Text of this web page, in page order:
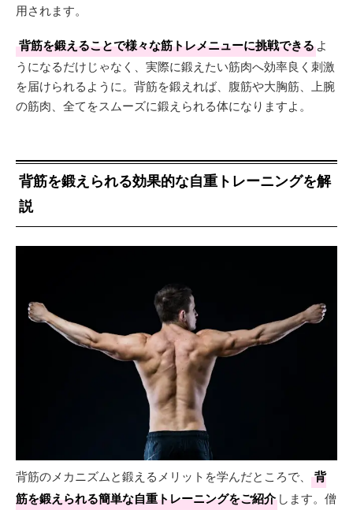
用されます。
背筋を鍛えることで様々な筋トレメニューに挑戦できるよ
うになるだけじゃなく、実際に鍛えたい筋肉へ効率良く刺激
を届けられるように。背筋を鍛えれば、腹筋や大胸筋、上腕
の筋肉、全てをスムーズに鍛えられる体になりますよ。
背筋を鍛えられる効果的な自重トレーニングを解
説
背筋のメカニズムと鍛えるメリットを学んだところで、
背
筋を鍛えられる簡単な自重トレーニングをご紹介 します。僧